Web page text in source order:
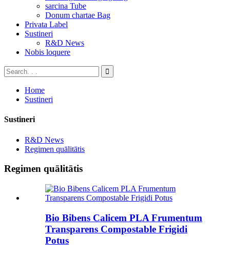
sarcina Tube
Donum chartae Bag
Privata Label
Sustineri
R&D News
Nobis loquere
Home
Sustineri
Sustineri
R&D News
Regimen quālitātis
Regimen quālitātis
Bio Bibens Calicem PLA Frumentum
Transparens Compostable Frigidi
Potus